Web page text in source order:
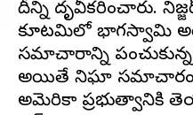
దీన్ని దృవీకరించారు.
కూటమిలో భాగస్వామి
సమాచారాన్ని
అయితే నిఘా సమాచారం
అమెరికా ప్రభుత్వానికి